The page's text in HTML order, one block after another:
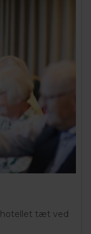
hotellet tæt ved